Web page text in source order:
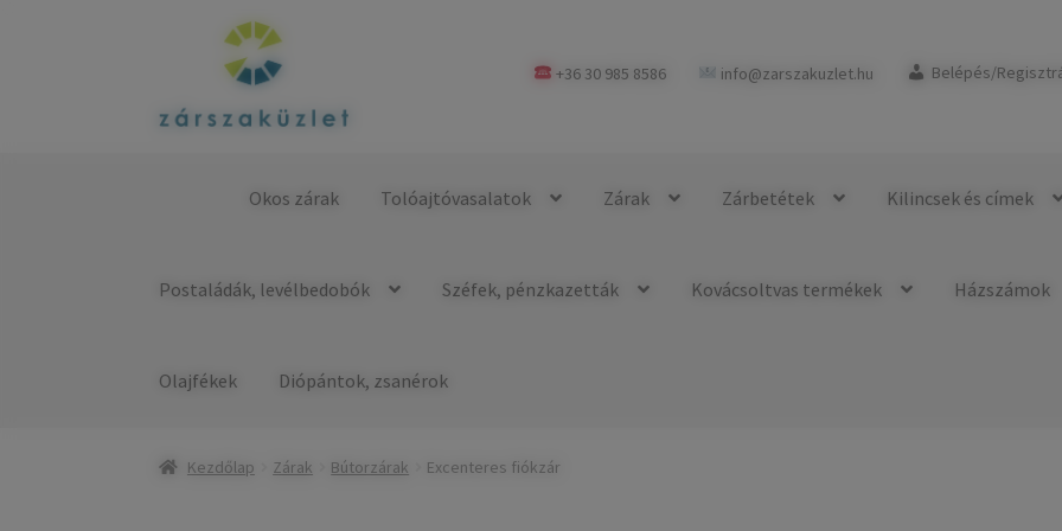
a
a
+36 30 985 8586 info@zarszakuzlet.hu Belépés/
Okos zárak Tolóajtóvasalatok Zárak Zárbetétek Kilincsek és címek
Postaládák, levélbedobók Széfek, pénzkazetták Kovácsoltvas termékek Házszámok
Olajfékek Diópántok, zsanérok
Kezdőlap Zárak Bútorzárak Excenteres fiókzár